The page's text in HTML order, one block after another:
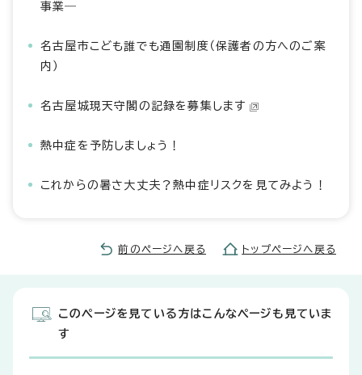
事業―
名古屋市こども誰でも通園制度（保護者の方へのご案
内）
名古屋城現天守閣の記録を募集します
熱中症を予防しましょう！
これからの暑さ大丈夫？熱中症リスクを見てみよう！
前のページへ戻る トップページへ戻る
このページを見ている方はこんなページも見ていま
す